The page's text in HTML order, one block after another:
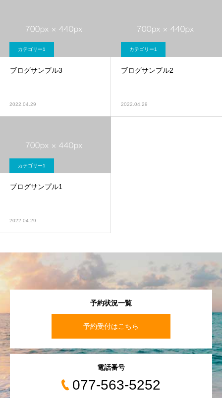
カテゴリー1
ブログサンプル3
2022.04.29
カテゴリー1
ブログサンプル2
2022.04.29
カテゴリー1
ブログサンプル1
2022.04.29
予約状況一覧
予約受付はこちら
電話番号
077-563-5252